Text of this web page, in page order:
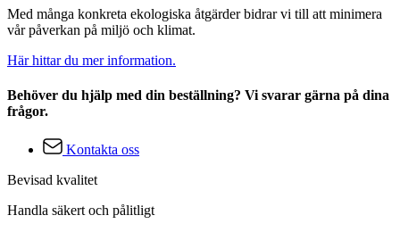
Med många konkreta ekologiska åtgärder bidrar vi till att minimera
vår påverkan på miljö och klimat.
Här hittar du mer information.
Behöver du hjälp med din beställning? Vi svarar gärna på dina
frågor.
Kontakta oss
Bevisad kvalitet
Handla säkert och pålitligt